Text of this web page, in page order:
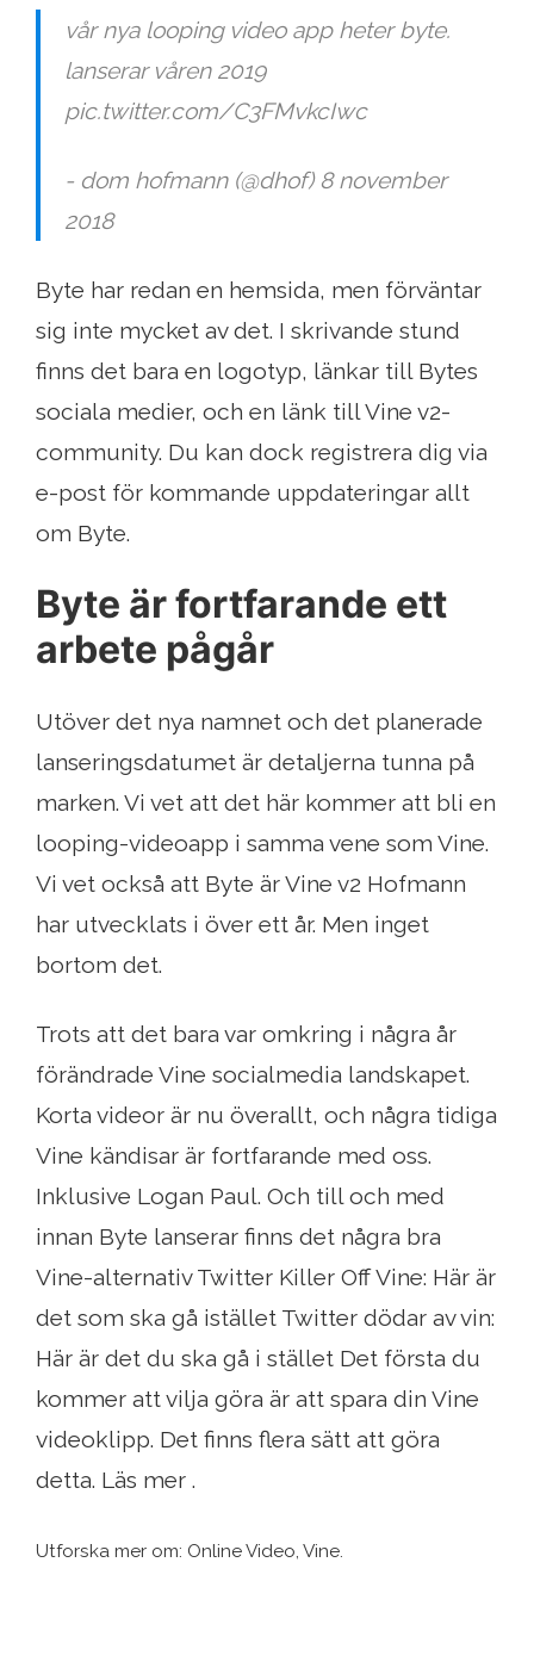
vår nya looping video app heter byte.
lanserar våren 2019
pic.twitter.com/C3FMvkcIwc
- dom hofmann (@dhof) 8 november
2018
Byte har redan en hemsida, men förväntar
sig inte mycket av det. I skrivande stund
finns det bara en logotyp, länkar till Bytes
sociala medier, och en länk till Vine v2-
community. Du kan dock registrera dig via
e-post för kommande uppdateringar allt
om Byte.
Byte är fortfarande ett
arbete pågår
Utöver det nya namnet och det planerade
lanseringsdatumet är detaljerna tunna på
marken. Vi vet att det här kommer att bli en
looping-videoapp i samma vene som Vine.
Vi vet också att Byte är Vine v2 Hofmann
har utvecklats i över ett år. Men inget
bortom det.
Trots att det bara var omkring i några år
förändrade Vine socialmedia landskapet.
Korta videor är nu överallt, och några tidiga
Vine kändisar är fortfarande med oss.
Inklusive Logan Paul. Och till och med
innan Byte lanserar finns det några bra
Vine-alternativ Twitter Killer Off Vine: Här är
det som ska gå istället Twitter dödar av vin:
Här är det du ska gå i stället Det första du
kommer att vilja göra är att spara din Vine
videoklipp. Det finns flera sätt att göra
detta. Läs mer .
Utforska mer om: Online Video, Vine.